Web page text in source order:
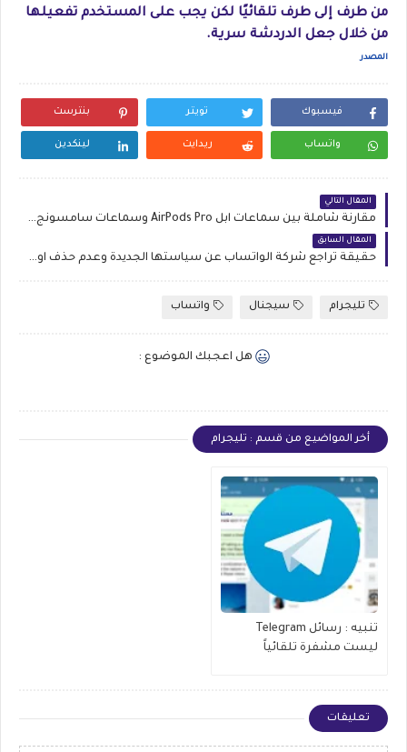
من طرف إلى طرف تلقائيًا لكن يجب على المستخدم تفعيلها
من خلال جعل الدردشة سرية.
المصدر
فيسبوك تويتر بنترست
واتساب ريدايت لينكدين
المقال التالي
مقارنة شاملة بين سماعات ابل AirPods Pro وسماعات سامسونج Galaxy Buds Pro
المقال السابق
حقيقة تراجع شركة الواتساب عن سياستها الجديدة وعدم حذف اوتعليق الحسابات
تليجرام سيجنال واتساب
هل اعجبك الموضوع :
أخر المواضيع من قسم : تليجرام
تنبيه : رسائل Telegram
ليست مشفرة تلقائياً
تعليقات